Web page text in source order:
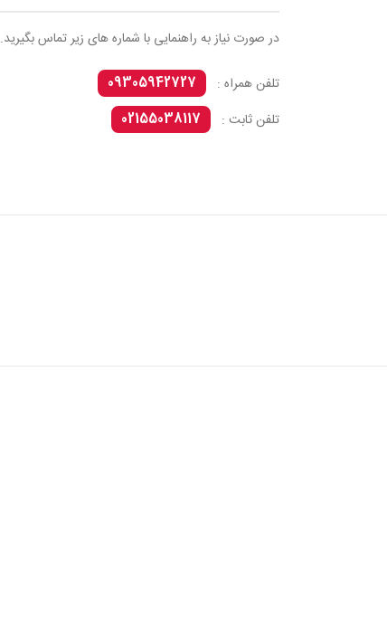
در صورت نیاز به راهنمایی با شماره های زیر تماس بگیرید.
تلفن همراه :
09305942727
تلفن ثابت :
02155038117